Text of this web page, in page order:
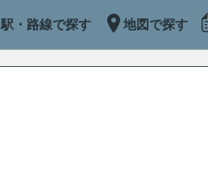
駅・路線で探す 地図で探す